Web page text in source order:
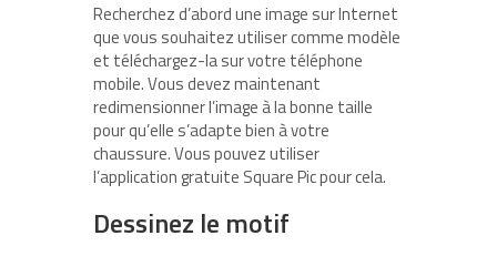
Recherchez d’abord une image sur Internet
que vous souhaitez utiliser comme modèle
et téléchargez-la sur votre téléphone
mobile. Vous devez maintenant
redimensionner l’image à la bonne taille
pour qu’elle s’adapte bien à votre
chaussure. Vous pouvez utiliser
l’application gratuite Square Pic pour cela.
Dessinez le motif